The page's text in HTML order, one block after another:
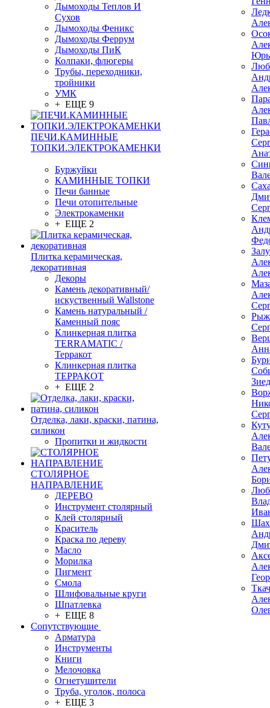
Дымоходы Теплов И
Сухов
Дымоходы Феникс
Дымоходы Феррум
Дымоходы ПиК
Колпаки, флюгеры
Трубы, переходники,
тройники
УМК
+ ЕЩЕ 9
ПЕЧИ.КАМИННЫЕ
ТОПКИ.ЭЛЕКТРОКАМЕНКИ
Буржуйки
КАМИННЫЕ ТОПКИ
Печи банные
Печи отопительные
Электрокаменки
+ ЕЩЕ 2
Плитка керамическая,
декоративная
Декоры
Камень декоративный/
искуственный Wallstone
Камень натуральный /
Каменный пояс
Клинкерная плитка
TERRAMATIC /
Терракот
Клинкерная плитка
ТЕРРАКОТ
+ ЕЩЕ 2
Отделка, лаки, краски, патина,
силикон
Пропитки и жидкости
СТОЛЯРНОЕ
НАПРАВЛЕНИЕ
ДЕРЕВО
Инструмент столярный
Клей столярный
Краситель
Краска по дереву
Масло
Морилка
Пигмент
Смола
Шлифовальные круги
Шпатлевка
+ ЕЩЕ 8
Сопутствующие
Арматура
Инструменты
Книги
Мелочовка
Огнетушители
Труба, уголок, полоса
+ ЕЩЕ 3